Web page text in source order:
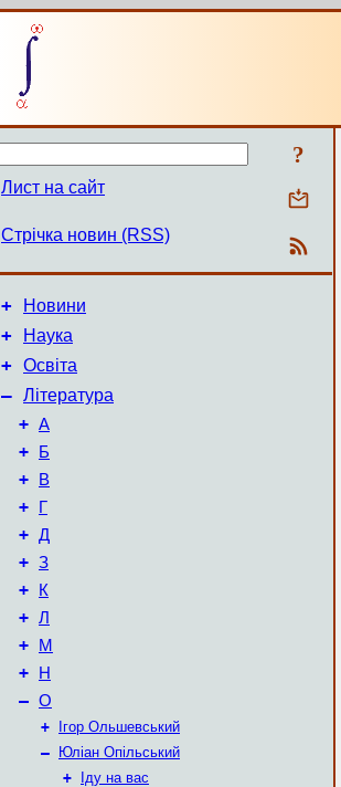
?
Лист на сайт
Стрічка новин (RSS)
+ Новини
+ Наука
+ Освіта
– Література
+ А
+ Б
+ В
+ Г
+ Д
+ З
+ К
+ Л
+ М
+ Н
– О
+
Ігор Ольшевський
–
Юліан Опільський
+
Іду на вас